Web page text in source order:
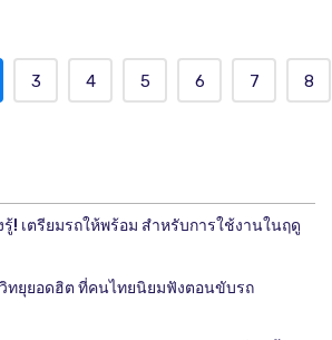
3 4 5 6 7 8
รู้! เตรียมรถให้พร้อม สำหรับการใช้งานในฤดู
ทยุยอดฮิต ที่คนไทยนิยมฟังตอนขับรถ